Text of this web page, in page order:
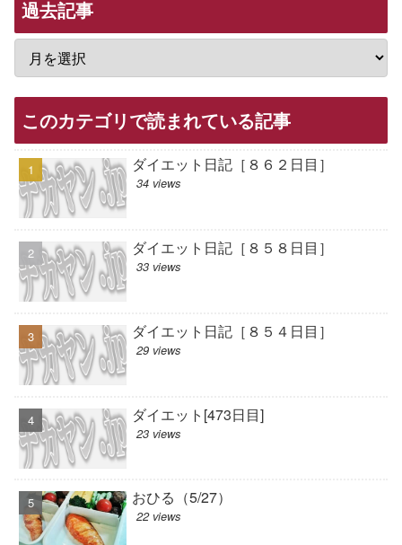
過去記事
このカテゴリで読まれている記事
ダイエット日記［８６２日目］
34 views
ダイエット日記［８５８日目］
33 views
ダイエット日記［８５４日目］
29 views
ダイエット[473日目]
23 views
おひる（5/27）
22 views